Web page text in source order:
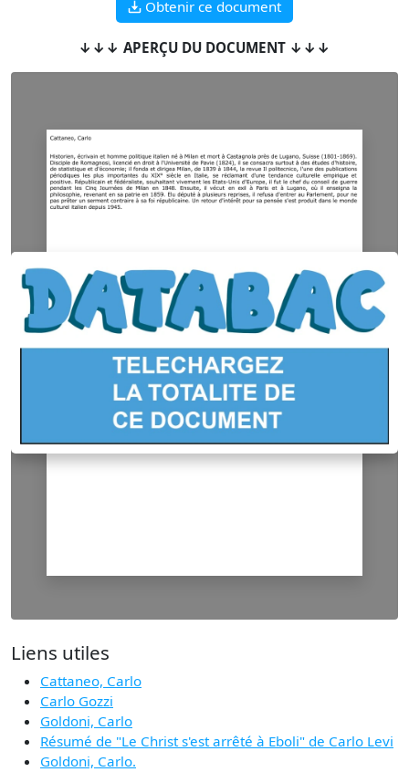
Obtenir ce document
↓↓↓ APERÇU DU DOCUMENT ↓↓↓
Liens utiles
Cattaneo, Carlo
Carlo Gozzi
Goldoni, Carlo
Résumé de "Le Christ s'est arrêté à Eboli" de Carlo Levi
Goldoni, Carlo.